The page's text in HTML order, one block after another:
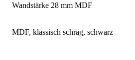
Wandstärke 28 mm MDF
MDF, klassisch schräg, schwarz